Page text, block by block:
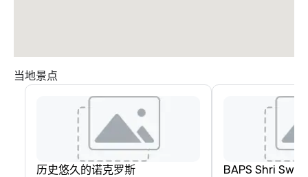
当地景点
历史悠久的诺克罗斯
BAPS Shri